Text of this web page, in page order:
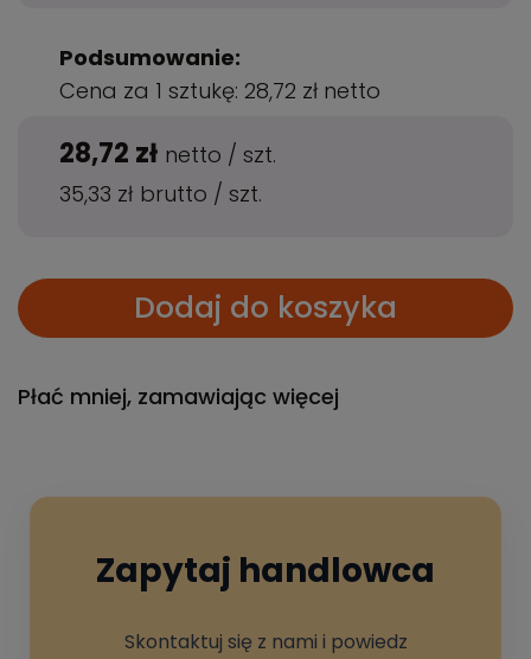
Podsumowanie:
Cena za 1 sztukę: 28,72 zł netto
28,72 zł netto / szt.
35,33 zł brutto / szt.
Dodaj do koszyka
Płać mniej, zamawiając więcej
Zapytaj handlowca
Skontaktuj się z nami i powiedz